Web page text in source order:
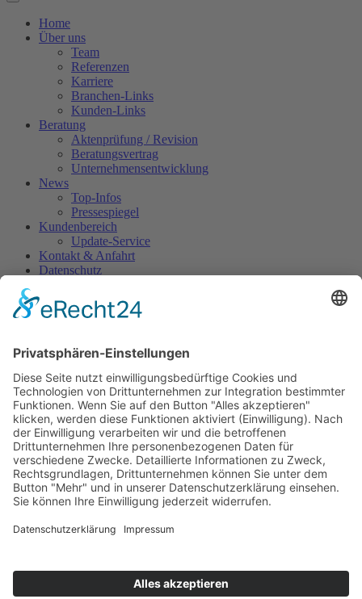
Home
Über uns
Team
Referenzen
Karriere
Branchen-Links
Kunden-Links
Beratung
Aktenprüfung / Revision
Beratungsvertrag
Unternehmensentwicklung
News
Top-Infos
Pressespiegel
Kundenbereich
Update-Service
Kontakt & Anfahrt
Datenschutz
Login
Zeitarbeitnehmer
NRW-Ministerium reagiert auf iGZ-Anschreiben | „Das ist endlich
mal eine klare Ansage und ein positives Signal für alle in der Pflege
beschäftigten Zeitarbeitskräfte“, reagierte Werner Stolz,
Hauptgeschäftsführer des Interessenverbandes Deutscher
Zeitarbeitsunternehmen (iGZ), auf den Hinweis des Ministeriums
für Arbeit, Gesundheit und Soziales des Landes Nordrhein-
Westfalen, eine Festanstellung im Krankenhaus/in der Klinik sei
keine Voraussetzung für eine Impfung.
Quelle:iGZ – Interessenverband Deutscher Zeitarbeitsunternehmen
Impressum